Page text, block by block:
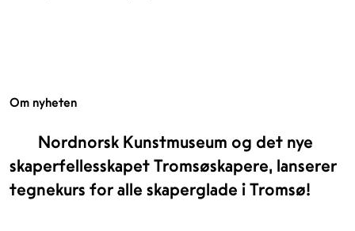
Om nyheten
Nordnorsk Kunstmuseum og det nye
skaperfellesskapet Tromsøskapere, lanserer
tegnekurs for alle skaperglade i Tromsø!